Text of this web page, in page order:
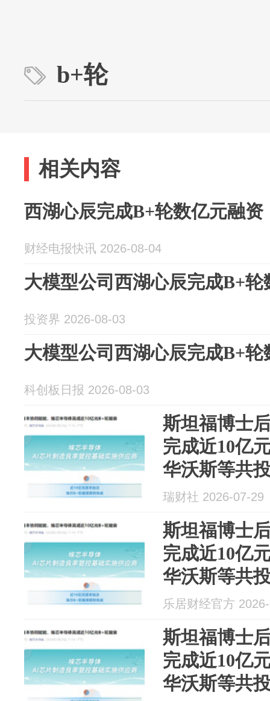
b+轮
相关内容
西湖心辰完成B+轮数亿元融资
财经电报快讯 2026-08-04
大模型公司西湖心辰完成B+轮
投资界 2026-08-03
大模型公司西湖心辰完成B+轮
科创板日报 2026-08-03
斯坦福博士
完成近10亿
华沃斯等共
瑞财社 2026-07-29
斯坦福博士
完成近10亿
华沃斯等共
乐居财经官方
斯坦福博士
完成近10亿
华沃斯等共